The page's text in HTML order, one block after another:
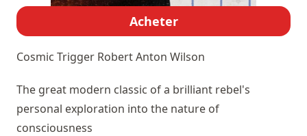
Acheter
Cosmic Trigger Robert Anton Wilson
The great modern classic of a brilliant rebel's
personal exploration into the nature of
consciousness